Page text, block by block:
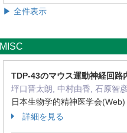
▶ 全件表示
MISC
TDP-43のマウス運動神経回路
坪口晋太朗, 中村由香, 石原智
日本生物学的精神医学会
詳細を見る